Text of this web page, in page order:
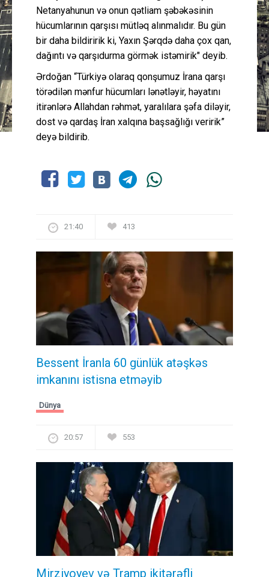
Netanyahunun və onun qətliam şəbəkəsinin
hücumlarının qarşısı mütləq alınmalıdır. Bu gün
bir daha bildiririk ki, Yaxın Şərqdə daha çox qan,
dağıntı və qarşıdurma görmək istəmirik" deyib.
Ərdoğan “Türkiyə olaraq qonşumuz İrana qarşı
törədilən mənfur hücumları lənətləyir, həyatını
itirənlərə Allahdan rəhmət, yaralılara şəfa diləyir,
dost və qardaş İran xalqına başsağlığı veririk”
deyə bildirib.
21:40 413
Bessent İranla 60 günlük atəşkəs
imkanını istisna etməyib
Dünya
20:57 553
Mirziyoyev və Tramp ikitərəfli